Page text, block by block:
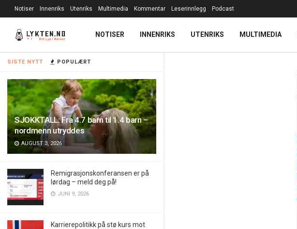
SISTE NYTT POPULÆRT
SJOKKTALL: Fra 4.7 barn til 1.4 barn –
nordmenn utryddes
AUGUST 3, 2026
Remigrasjonskonferansen er på
lørdag – meld deg på!
JUNI 9, 2026
Karrierepolitikk på stø kurs mot
Notiser Innenriks Utenriks Multimedia Kommentar Leserinnlegg Podcast
NOTISER INNENRIKS UTENRIKS MULTIMEDIA